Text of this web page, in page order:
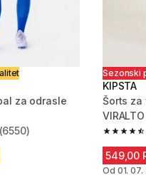
za odrasle
from 6550 Recenzije
(6550)
Sezonski
KIPSTA
Šorts
4.7 od
549,00
Od 01.